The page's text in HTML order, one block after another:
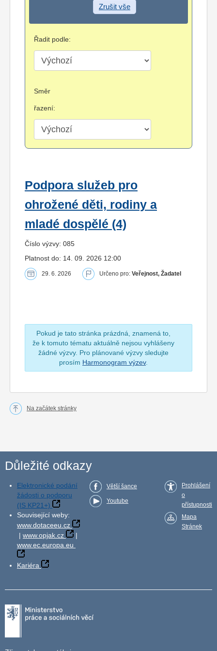
Zrušit vše
Řadit podle:
Směr
řazení:
Podpora služeb pro
ohrožené děti, rodiny a
mladé dospělé (4)
Číslo výzvy: 085
Platnost do: 14. 09. 2026 12:00
29. 6. 2026 Určeno pro: Veřejnost, Žadatel
Pokud je tato stránka prázdná, znamená to,
že k tomuto tématu aktuálně nejsou vyhlášeny
žádné výzvy. Pro plánované výzvy sledujte
prosím Harmonogram výzev.
Na začátek stránky
Důležité odkazy
Elektronické podání
žádosti o podporu
(IS KP21+)
Související weby:
www.dotaceeu.cz
| www.opjak.cz
|
www.ec.europa.eu
Kariéra
Větší šance
Youtube
Prohlášení
o
přístupnosti
Mapa
Stránek